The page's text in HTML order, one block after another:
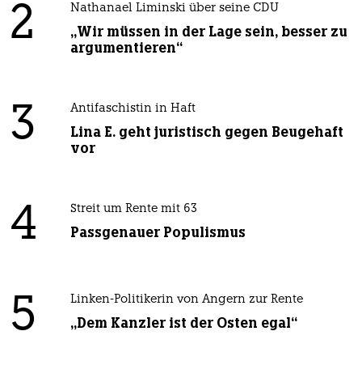
2 Nathanael Liminski über seine CDU
„Wir müssen in der Lage sein, besser zu
argumentieren“
3 Antifaschistin in Haft
Lina E. geht juristisch gegen Beugehaft
vor
4 Streit um Rente mit 63
Passgenauer Populismus
5 Linken-Politikerin von Angern zur Rente
„Dem Kanzler ist der Osten egal“